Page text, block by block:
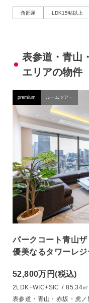
角部屋 LDK15帖以上
表参道・青山
エリアの物件
premium ルームツアー
パークコート青山
優美なるタワーレジ
52,800万円(税込)
2LDK+WIC+SIC / 85.34㎡
表参道・青山・赤坂・虎